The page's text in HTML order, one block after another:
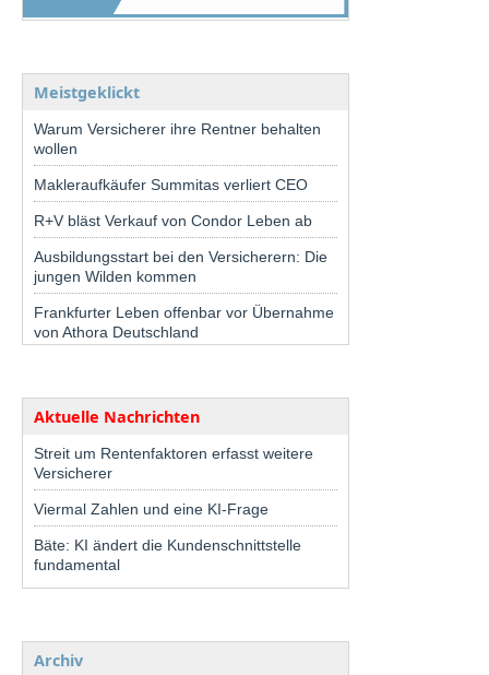
Meistgeklickt
Warum Versicherer ihre Rentner behalten
wollen
Makleraufkäufer Summitas verliert CEO
R+V bläst Verkauf von Condor Leben ab
Ausbildungsstart bei den Versicherern: Die
jungen Wilden kommen
Frankfurter Leben offenbar vor Übernahme
von Athora Deutschland
Aktuelle Nachrichten
Streit um Rentenfaktoren erfasst weitere
Versicherer
Viermal Zahlen und eine KI-Frage
Bäte: KI ändert die Kundenschnittstelle
fundamental
Archiv